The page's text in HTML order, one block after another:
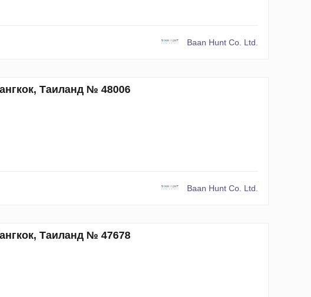
Baan Hunt Co. Ltd.
Таиланд № 48006
Baan Hunt Co. Ltd.
Таиланд № 47678